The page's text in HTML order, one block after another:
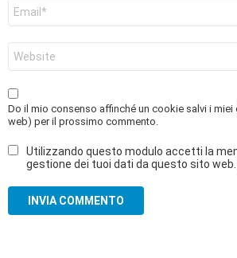
web
Do il mio consenso affinché un cookie salvi i miei
web) per il prossimo commento.
Utilizzando questo modulo accetti la
gestione dei tuoi dati da questo sito web.